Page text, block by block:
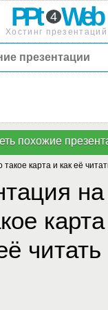
PPt 4 Web
Хостинг презентаций
такое карта и как её
читать